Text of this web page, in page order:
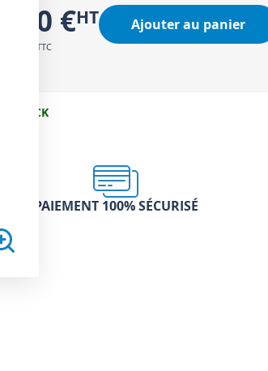
4,50 € Ajouter au panier
EN STOCK
PAIEMENT 100% SÉCURISÉ